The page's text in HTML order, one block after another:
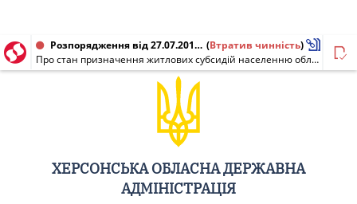
Розпорядження від 27.07.2015 № 446 (Втратив чинність)
Про стан призначення житлових субсидій населенню області
ХЕРСОНСЬКА ОБЛАСНА ДЕРЖАВНА
АДМІНІСТРАЦІЯ